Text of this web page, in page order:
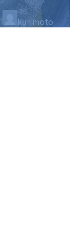
kurimoto